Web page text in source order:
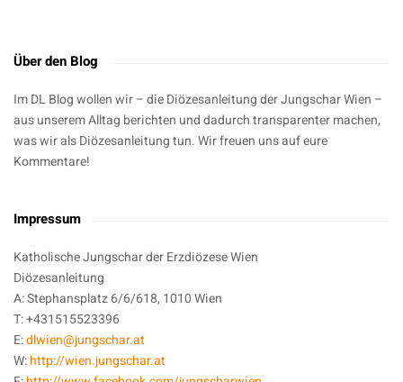
Über den Blog
Im DL Blog wollen wir – die Diözesanleitung der Jungschar Wien –
aus unserem Alltag berichten und dadurch transparenter machen,
was wir als Diözesanleitung tun. Wir freuen uns auf eure
Kommentare!
Impressum
Katholische Jungschar der Erzdiözese Wien
Diözesanleitung
A: Stephansplatz 6/6/618, 1010 Wien
T: +431515523396
E:dlwien@jungschar.at
W:http://wien.jungschar.at